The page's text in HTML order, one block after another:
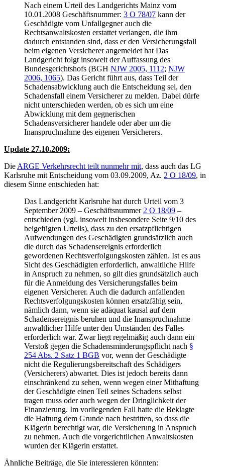
Nach einem Urteil des Landgerichts Mainz vom
10.01.2008 Geschäftsnummer: 3 O 78/07 kann der
Geschädigte vom Unfallgegner auch die
Rechtsanwaltskosten erstattet verlangen, die ihm
dadurch entstanden sind, dass er den Versicherungsfall
beim eigenen Versicherer angemeldet hat Das
Landgericht folgt insoweit der Auffassung des
Bundesgerichtshofs (BGH NJW 2005, 1112; NJW
2006, 1065). Das Gericht führt aus, dass Teil der
Schadensabwicklung auch die Entscheidung sei, den
Schadensfall einem Versicherer zu melden. Dabei dürfe
nicht unterschieden werden, ob es sich um eine
Abwicklung mit dem gegnerischen
Schadensversicherer handele oder aber um die
Inanspruchnahme des eigenen Versicherers.
Update 27.10.2009:
Die ARGE Verkehrsrecht teilt nunmehr mit, dass auch das LG
Karlsruhe mit Entscheidung vom 03.09.2009, Az. 2 O 18/09, in
diesem Sinne entschieden hat:
Das Landgericht Karlsruhe hat durch Urteil vom 3
September 2009 – Geschäftsnummer 2 O 18/09 –
entschieden (vgl. insoweit insbesondere Seite 9/10 des
beigefügten Urteils), dass zu den ersatzpflichtigen
Aufwendungen des Geschädigten grundsätzlich auch
die durch das Schadensereignis erforderlich
gewordenen Rechtsverfolgungskosten zählen. Ist es aus
Sicht des Geschädigten erforderlich, anwaltliche Hilfe
in Anspruch zu nehmen, so gilt dies grundsätzlich auch
für die Anmeldung des Versicherungsfalles beim
eigenen Versicherer. Auch die dadurch anfallenden
Rechtsverfolgungskosten können ersatzfähig sein,
nämlich dann, wenn sie adäquat kausal auf dem
Schadensereignis beruhen und die Inanspruchnahme
anwaltlicher Hilfe unter den Umständen des Falles
erforderlich war. Zwar liegt regelmäßig auch dann ein
Verstoß gegen die Schadensminderungspflicht nach §
254 Abs. 2 Satz 1 BGB vor, wenn der Geschädigte
nicht die Regulierungsbereitschaft des Schädigers
(Versicherers) abwartet. Dies ist jedoch bereits dann
einschränkend zu sehen, wenn wegen einer Mithaftung
der Geschädigte einen Teil seines Schadens selbst
tragen muss oder auch wegen der Dringlichkeit der
Finanzierung. Im vorliegenden Fall hatte die Beklagte
die Haftung dem Grunde nach bestritten, so dass die
Klägerin berechtigt war, die Versicherung in Anspruch
zu nehmen. Auch die vorgerichtlichen Anwaltskosten
wurden der Klägerin erstattet.
Ähnliche Beiträge, die Sie interessieren könnten: